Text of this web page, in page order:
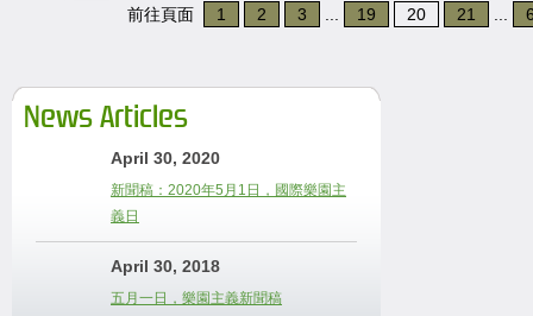
前往頁面 1 2 3 19 20 21
News Articles
April 30, 2020
新聞稿：2020年5月1日，國際樂園主
義日
April 30, 2018
五月一日，樂園主義新聞稿